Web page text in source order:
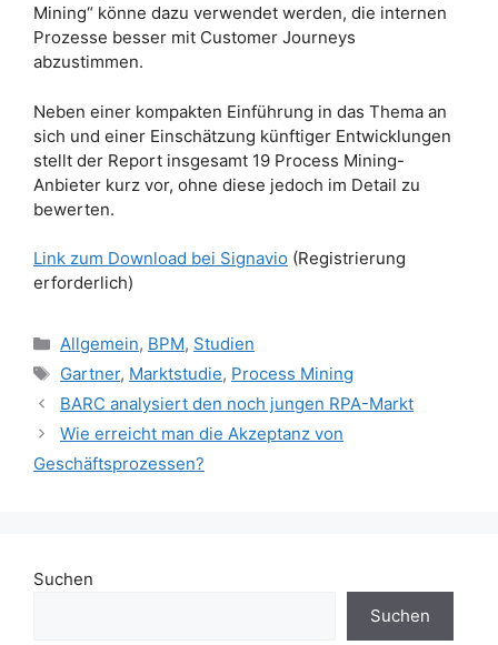
Mining“ könne dazu verwendet werden, die internen
Prozesse besser mit Customer Journeys
abzustimmen.
Neben einer kompakten Einführung in das Thema an
sich und einer Einschätzung künftiger Entwicklungen
stellt der Report insgesamt 19 Process Mining-
Anbieter kurz vor, ohne diese jedoch im Detail zu
bewerten.
Link zum Download bei Signavio (Registrierung
erforderlich)
Kategorien
Allgemein, BPM, Studien
Schlagwörter
Gartner, Marktstudie, Process Mining
BARC analysiert den noch jungen RPA-Markt
Wie erreicht man die Akzeptanz von
Geschäftsprozessen?
Suchen
Suchen